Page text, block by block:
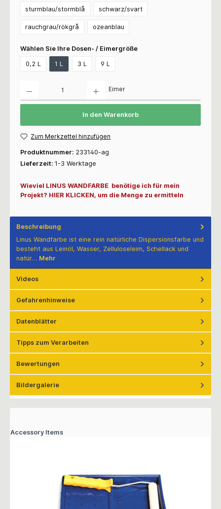
sturmblau/stormblå schwarz/svart
rauchgrau/rökgrå ozeanblau
Wählen Sie Ihre Dosen- / Eimergröße
0,2 L 1 L 3 L 9 L
Eimer
In den Warenkorb
Zum Merkzettel hinzufügen
Produktnummer: 233140-ag
Lieferzeit: 1-3 Werktage
Wieviel LINUS WANDFARBE benötige ich für mein
Projekt? HIER KLICKEN, um die Menge zu ermitteln
Beschreibung
Linus Wandfarbe ist eine rein natürliche Dispersionsfarbe und
besteht aus Leinöl, Wasser, Zelluloseleim, Schellack und
natür… Mehr
Videos
Gefahrenhinweise
Datenblätter
Tipps zum Verarbeiten
Bewertungen
Bildergalerie
Accessory Items